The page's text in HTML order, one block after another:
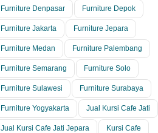
Furniture Denpasar Furniture Depok
Furniture Jakarta Furniture Jepara
Furniture Medan Furniture Palembang
Furniture Semarang Furniture Solo
Furniture Sulawesi Furniture Surabaya
Furniture Yogyakarta Jual Kursi Cafe Jati
Jual Kursi Cafe Jati Jepara Kursi Cafe